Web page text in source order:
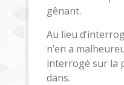
gênant.
Au lieu
n’en a
interrogé sur la
dans.